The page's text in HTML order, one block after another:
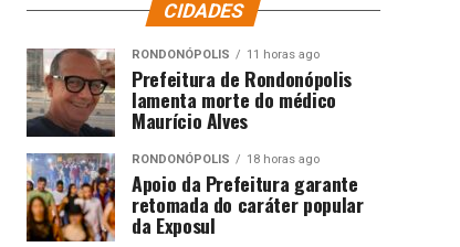
CIDADES
RONDONÓPOLIS 11 horas ago
Prefeitura de Rondonópolis
lamenta morte do médico
Maurício Alves
RONDONÓPOLIS 18 horas ago
Apoio da Prefeitura garante
retomada do caráter popular
da Exposul